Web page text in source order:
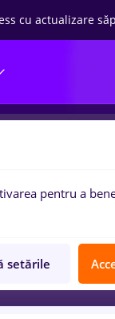
cu actualizare
cu
Relevanță
pentru a
setările